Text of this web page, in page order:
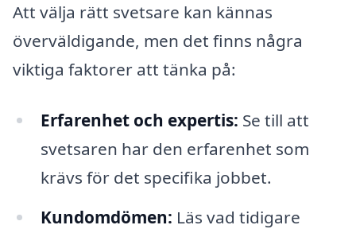
Att välja rätt svetsare kan kännas
överväldigande, men det finns några
viktiga faktorer att tänka på:
Erfarenhet och expertis: Se till att
svetsaren har den erfarenhet som
krävs för det specifika jobbet.
Kundomdömen: Läs vad tidigare